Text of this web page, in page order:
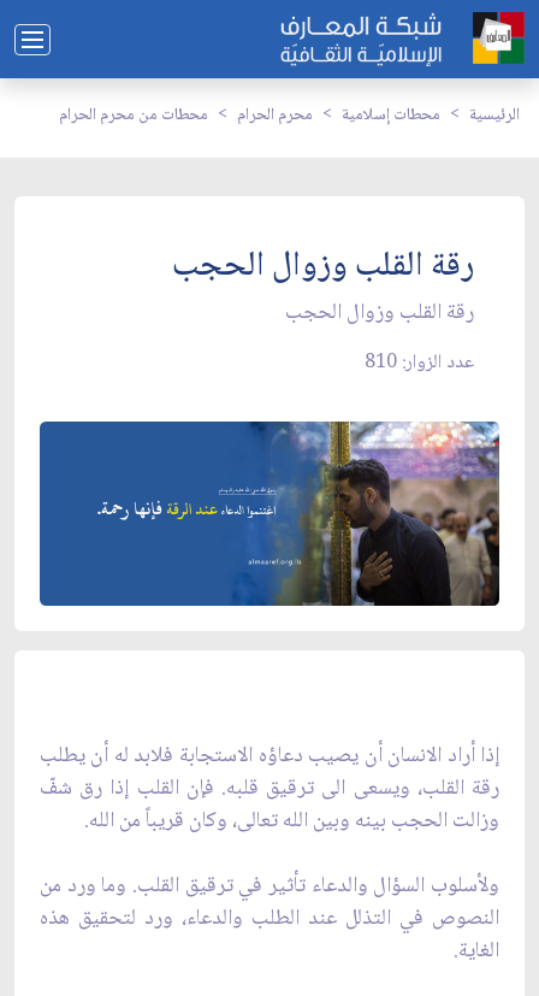
الرئيسية محطات إسلامية محرم الحرام محطات من محرم الحرام
رقة القلب وزوال الحجب
رقة القلب وزوال الحجب
عدد الزوار: 810
إذا أراد الانسان أن يصيب دعاؤه الاستجابة فلابد له أن يطلب
رقة القلب، ويسعى الى ترقيق قلبه. فإن القلب إذا رق شفّ
وزالت الحجب بينه وبين الله تعالى، وكان قريباً من الله.
ولأسلوب السؤال والدعاء تأثير في ترقيق القلب. وما ورد من
النصوص في التذلل عند الطلب والدعاء، ورد لتحقيق هذه
الغاية.